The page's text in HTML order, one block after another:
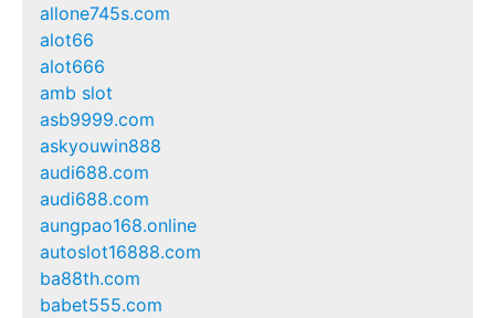
allone745s.com
alot66
alot666
amb slot
asb9999.com
askyouwin888
audi688.com
audi688.com
aungpao168.online
autoslot16888.com
ba88th.com
babet555.com